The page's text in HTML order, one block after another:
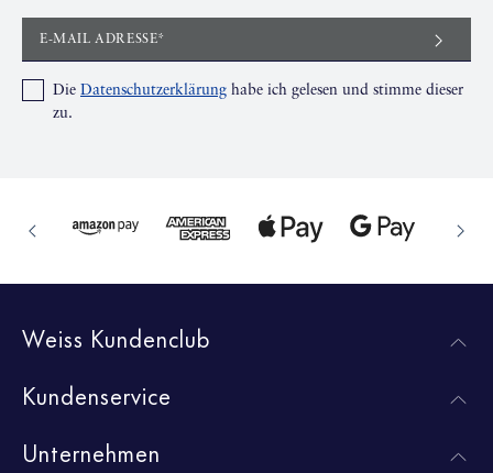
E-MAIL ADRESSE*
Die Datenschutzerklärung habe ich gelesen und stimme dieser
zu.
Weiss Kundenclub
Kundenservice
Unternehmen